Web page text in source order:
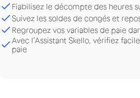
Fiabilisez le décompte des heures
Suivez les soldes de congés et
Regroupez vos variables de paie
Avec l’Assistant Skello, vérifiez
paie